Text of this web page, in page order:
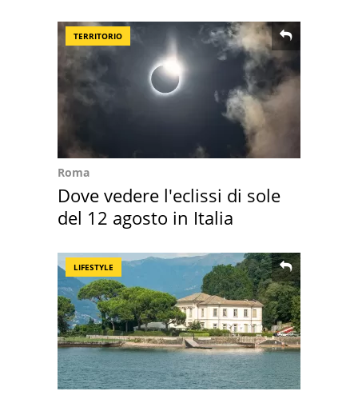
TERRITORIO
Roma
Dove vedere l'eclissi di sole
del 12 agosto in Italia
LIFESTYLE